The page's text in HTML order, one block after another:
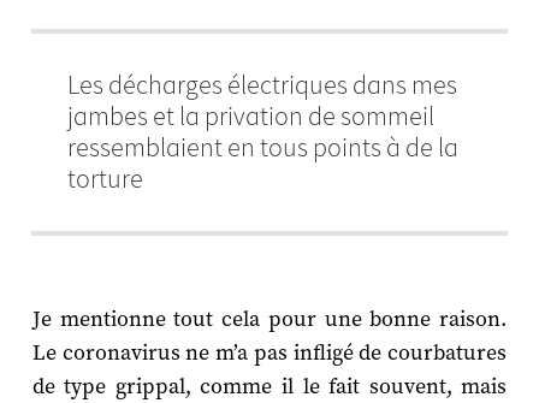
Les décharges électriques dans mes
jambes et la privation de sommeil
ressemblaient en tous points à de la
torture
Je mentionne tout cela pour une bonne raison.
Le coronavirus ne m’a pas infligé de courbatures
de type grippal, comme il le fait souvent, mais